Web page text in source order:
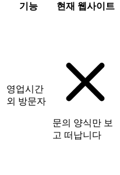
기능 현재 웹사이트
영업시간
외 방문자
문의 양식만 보
고 떠납니다